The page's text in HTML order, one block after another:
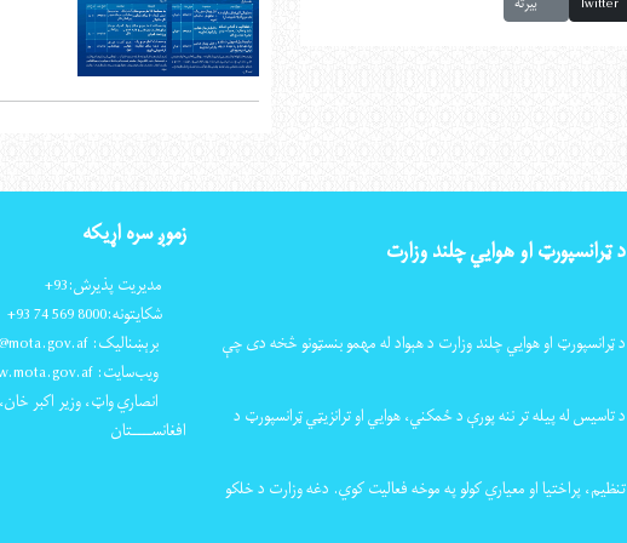
د ټرانسپورټ او هوايي چلند وزارت
د ټرانسپورټ او هوايي چلند وزارت د هېواد له مهمو بنسټونو څخه دی چې
د تاسیس له پیله تر ننه پورې د ځمکني، هوايي او ترانزیټي ټرانسپورټ د
تنظیم، پراختیا او معیاري کولو په موخه فعالیت کوي. دغه وزارت د خلکو
زموږ سره اړیکه
مدیریت پذیرش:+93
شکایتونه:+93 74 569 8000
برېښنالیک: info@mota.gov.af
ویب‌سایت: www.mota.gov.af
انصاري واټ، وزیر اکبر
افغانســــتان